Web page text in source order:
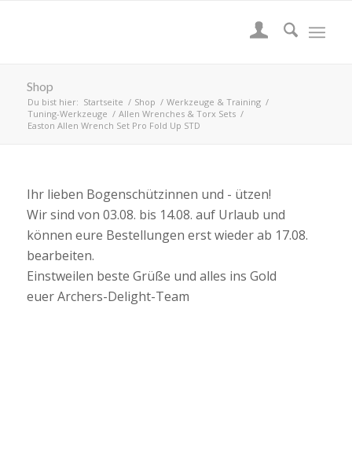
Shop
Du bist hier: Startseite / Shop / Werkzeuge & Training /
Tuning-Werkzeuge / Allen Wrenches & Torx Sets /
Easton Allen Wrench Set Pro Fold Up STD
Ihr lieben Bogenschützinnen und - ützen!
Wir sind von 03.08. bis 14.08. auf Urlaub und
können eure Bestellungen erst wieder ab 17.08.
bearbeiten.
Einstweilen beste Grüße und alles ins Gold
euer Archers-Delight-Team